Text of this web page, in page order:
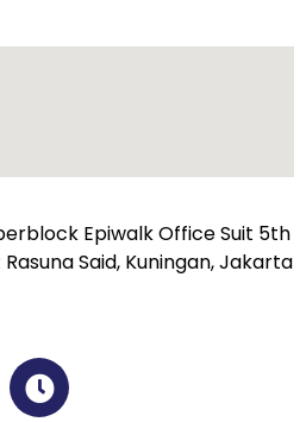
Epiwalk Office Suit 5th
Rasuna Said, Kuningan, Jakarta